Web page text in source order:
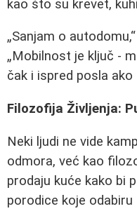
kao što su krevet,
„Sanjam o
„Mobilnost je ključ -
čak i ispred posla ako
Filozofija Življenja:
Neki ljudi ne vide
odmora, već kao
prodaju kuće kako bi
porodice koje